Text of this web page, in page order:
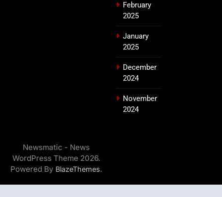
February
2025
January
2025
December
2024
November
2024
Newsmatic - News
WordPress Theme 2026.
Powered By BlazeThemes.